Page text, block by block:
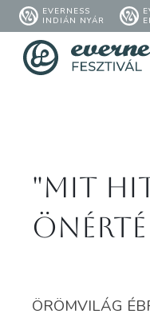
EVERNESS
INDIÁN NYÁR
"Mit
ÖRÖMVILÁG